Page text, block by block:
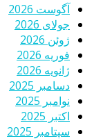
آگوست 2026
جولای 2026
ژوئن 2026
فوریه 2026
ژانویه 2026
دسامبر 2025
نوامبر 2025
اکتبر 2025
سپتامبر 2025